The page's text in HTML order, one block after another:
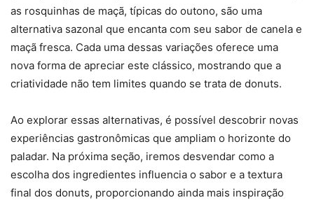
as rosquinhas de maçã, típicas do outono, são uma
alternativa sazonal que encanta com seu sabor de canela e
maçã fresca. Cada uma dessas variações oferece uma
nova forma de apreciar este clássico, mostrando que a
criatividade não tem limites quando se trata de donuts.
Ao explorar essas alternativas, é possível descobrir novas
experiências gastronômicas que ampliam o horizonte do
paladar. Na próxima seção, iremos desvendar como a
escolha dos ingredientes influencia o sabor e a textura
final dos donuts, proporcionando ainda mais inspiração